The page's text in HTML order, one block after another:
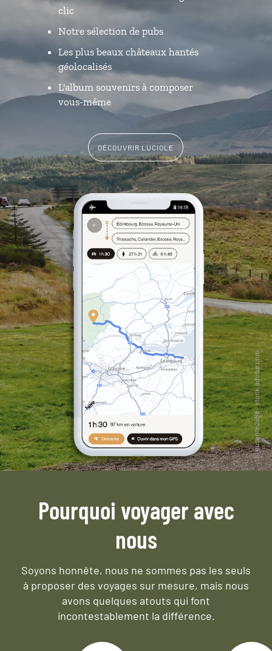
clic
Notre sélection de pubs
Les plus beaux châteaux hantés
géolocalisés
L'album souvenirs à composer
vous-même
DÉCOUVRIR LUCIOLE
Pourquoi voyager avec
nous
Soyons honnête, nous ne sommes pas les seuls
à proposer des voyages sur mesure, mais nous
avons quelques atouts qui font
incontestablement la différence.